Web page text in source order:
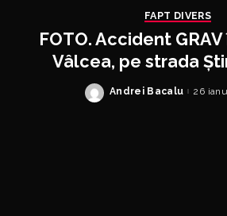
FAPT DIVERS
FOTO. Accident
Vâlcea, pe strada
Posted
Andrei Bacalu 26